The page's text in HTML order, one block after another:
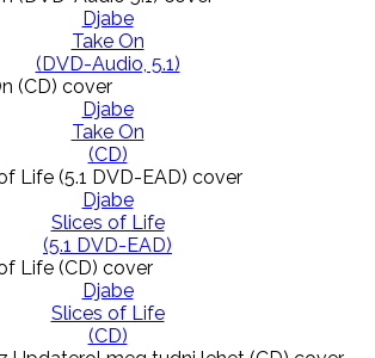
Djabe
Take On
(DVD-Audio, 5.1)
Djabe
Take On
(CD)
Djabe
Slices of Life
(5.1 DVD-EAD)
Djabe
Slices of Life
(CD)